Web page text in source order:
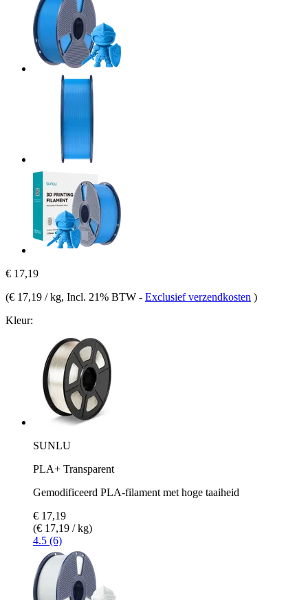
€ 17,19
(€ 17,19 / kg, Incl. 21% BTW - Exclusief verzendkosten )
Kleur:
SUNLU
PLA+ Transparent
Gemodificeerd PLA-filament met hoge taaiheid
€ 17,19
(€ 17,19 / kg)
4.5 (6)